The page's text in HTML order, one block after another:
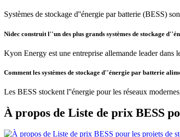
Systèmes de stockage d''énergie par batterie (BESS)
Nidec construit l''un des plus grands systèmes de stockage
Kyon Energy est une entreprise allemande leader dans
Comment les systèmes de stockage d''énergie par batterie
Les BESS stockent l''énergie pour les réseaux
À propos de Liste de prix BESS